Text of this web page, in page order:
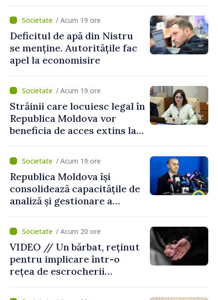
pentru consolidarea
capacităților de apărare ale
statului”
Neurochirurgie „Diomid
Gherman”. Ministerul
Sănătății cere un plan de
remediere
/ Acum 19 ore
Deficitul de apă din Nistru
se menține. Autoritățile fac
apel la economisire
/ Acum 19 ore
Străinii care locuiesc legal în
Republica Moldova vor
beneficia de acces extins la
socială și financiară
/ Acum 19 ore
Republica Moldova își
consolidează capacitățile de
analiză și gestionare a
securității naționale.
Metodologia aprobată de
Guvern
/ Acum 20 ore
VIDEO // Un bărbat, reținut
pentru implicare într-o
rețea de escrocherii
curieri și colectat banii